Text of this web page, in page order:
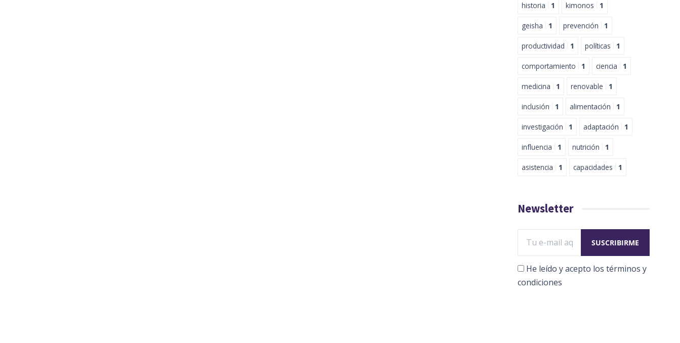
historia 1 kimonos 1
geisha 1 prevención 1
productividad 1 políticas 1
comportamiento 1 ciencia 1
medicina 1 renovable 1
inclusión 1 alimentación 1
investigación 1 adaptación 1
influencia 1 nutrición 1
asistencia 1 capacidades 1
Newsletter
He leído y acepto los términos y
condiciones